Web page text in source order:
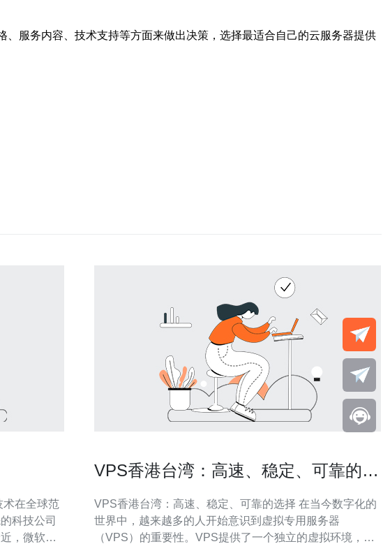
服务内容、技术支持等方面来做出决策，选择最适合自己的云服务器提供
科技公司
，微软在
VPS香港台湾：高速、稳定、可靠的选
VPS香港台湾：高速、稳定、可靠的选择 在当今数字化的
世界中，越来越多的人开始意识到虚拟专用服务器
（VPS）的重要性。VPS提供了一个独立的虚拟环境，使